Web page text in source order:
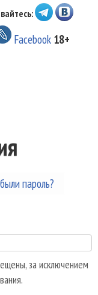
Facebook 18+
пароль?
за исключением